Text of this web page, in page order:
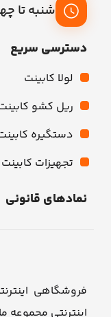
شنبه تا چهارشنبه 9 الی
دسترسی سریع
لولا کابینت
ریل کشو
دستگیره
تجهیزات کابینت
نمادهای قانونی
فروشگاهی